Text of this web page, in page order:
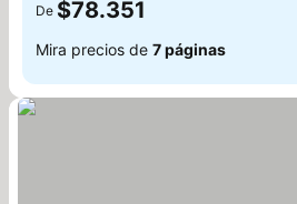
De $78.351
Mira precios de 7 páginas